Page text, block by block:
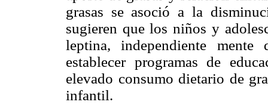
grasas se asoció a la
sugieren que los niños y
leptina, independiente
establecer programas de
elevado consumo dietario de
infantil.